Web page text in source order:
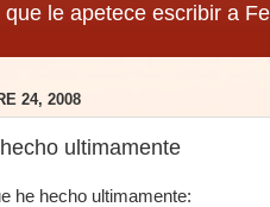
le apetece escribir a
24, 2008
ultimamente
he hecho ultimamente: